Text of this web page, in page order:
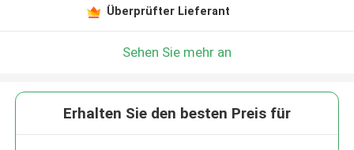
Überprüfter Lieferant
Sehen Sie mehr an
Erhalten Sie den besten Preis für